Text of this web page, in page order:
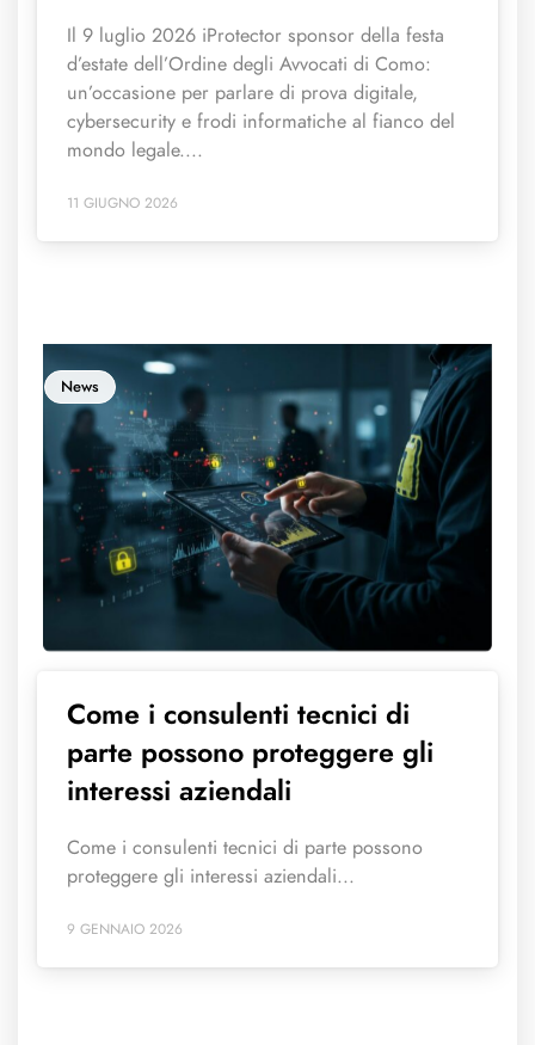
Il 9 luglio 2026 iProtector sponsor della festa
d’estate dell’Ordine degli Avvocati di Como:
un’occasione per parlare di prova digitale,
cybersecurity e frodi informatiche al fianco del
mondo legale....
11 GIUGNO 2026
News
Come i consulenti tecnici di
parte possono proteggere gli
interessi aziendali
Come i consulenti tecnici di parte possono
proteggere gli interessi aziendali...
9 GENNAIO 2026